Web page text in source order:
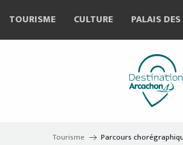
contenu
TOURISME CULTURE PALAIS
Tourisme Parcours